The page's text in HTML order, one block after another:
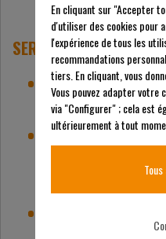
SERVICE FIABLEAS
Concessionnaires de
Asie.
Approvisionnement
détachées de l’usine
Schwäbisch Hall
En cliquant sur "Accepter
d'utiliser des cookies pour
l'expérience de tous les
recommandations
tiers. En cliquant, vous
Vous pouvez adapter votre
via "Configurer" ; cela est
ultérieurement à tout